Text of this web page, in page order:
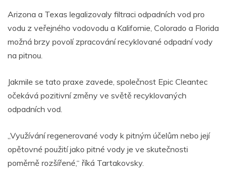
Arizona a Texas legalizovaly filtraci odpadních vod pro
vodu z veřejného vodovodu a Kalifornie, Colorado a Florida
možná brzy povolí zpracování recyklované odpadní vody
na pitnou.
Jakmile se tato praxe zavede, společnost Epic Cleantec
očekává pozitivní změny ve světě recyklovaných
odpadních vod.
„Využívání regenerované vody k pitným účelům nebo její
opětovné použití jako pitné vody je ve skutečnosti
poměrně rozšířené,“ říká Tartakovsky.